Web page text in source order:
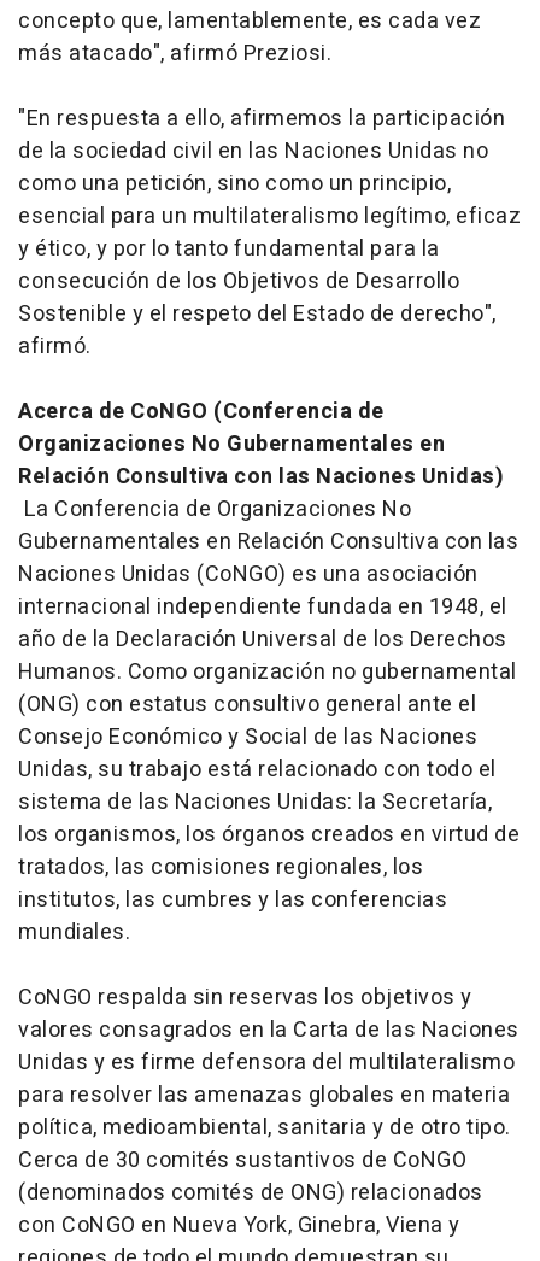
concepto que, lamentablemente, es cada vez
más atacado", afirmó Preziosi.
"En respuesta a ello, afirmemos la participación
de la sociedad civil en las Naciones Unidas no
como una petición, sino como un principio,
esencial para un multilateralismo legítimo, eficaz
y ético, y por lo tanto fundamental para la
consecución de los Objetivos de Desarrollo
Sostenible y el respeto del Estado de derecho",
afirmó.
Acerca de CoNGO (Conferencia de
Organizaciones No Gubernamentales en
Relación Consultiva con las Naciones Unidas)
La Conferencia de Organizaciones No
Gubernamentales en Relación Consultiva con las
Naciones Unidas (CoNGO) es una asociación
internacional independiente fundada en 1948, el
año de la Declaración Universal de los Derechos
Humanos. Como organización no gubernamental
(ONG) con estatus consultivo general ante el
Consejo Económico y Social de las Naciones
Unidas, su trabajo está relacionado con todo el
sistema de las Naciones Unidas: la Secretaría,
los organismos, los órganos creados en virtud de
tratados, las comisiones regionales, los
institutos, las cumbres y las conferencias
mundiales.
CoNGO respalda sin reservas los objetivos y
valores consagrados en la Carta de las Naciones
Unidas y es firme defensora del multilateralismo
para resolver las amenazas globales en materia
política, medioambiental, sanitaria y de otro tipo.
Cerca de 30 comités sustantivos de CoNGO
(denominados comités de ONG) relacionados
con CoNGO en Nueva York, Ginebra, Viena y